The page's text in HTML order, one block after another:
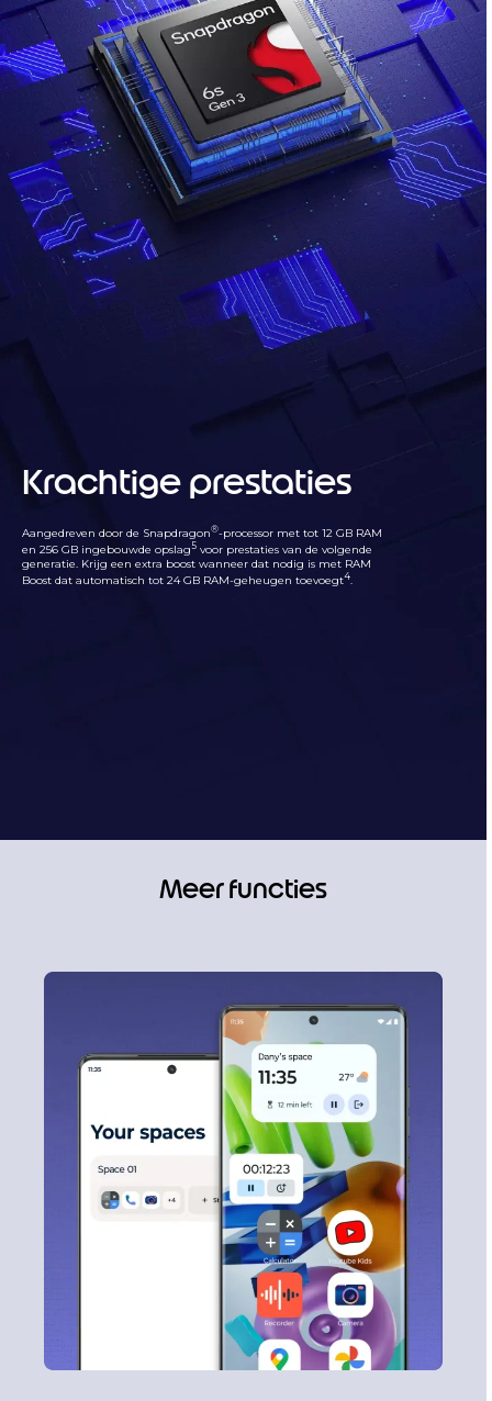
Krachtige prestaties
Aangedreven door de Snapdragon®-processor met tot 12 GB RAM
en 256 GB ingebouwde opslag5 voor prestaties van de volgende
generatie. Krijg een extra boost wanneer dat nodig is met RAM
Boost dat automatisch tot 24 GB RAM-geheugen toevoegt4.
Meer functies